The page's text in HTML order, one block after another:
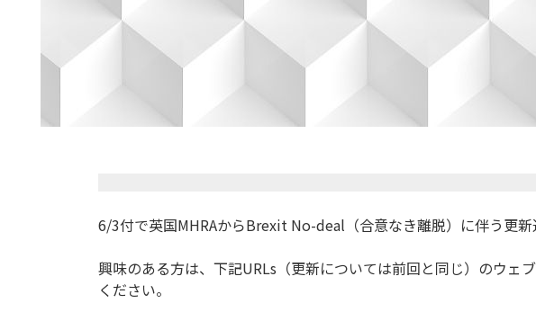
6/3付で英国MHRAからBrexit No-deal（合意なき離脱）に伴う更
興味のある方は、下記URLs（更新については前回と同じ） のウェ
ください。